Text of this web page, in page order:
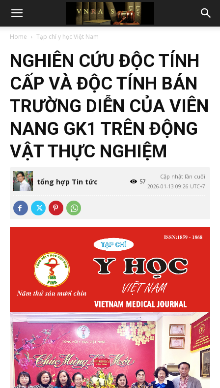
Home Tạp chí y học Việt Nam
NGHIÊN CỨU ĐỘC TÍNH
CẤP VÀ ĐỘC TÍNH BÁN
TRƯỜNG DIỄN CỦA VIÊN
NANG GK1 TRÊN ĐỘNG
VẬT THỰC NGHIỆM
tổng hợp Tin tức
Cập nhật lần cuối
2026-01-13 09:26 UTC+7
57